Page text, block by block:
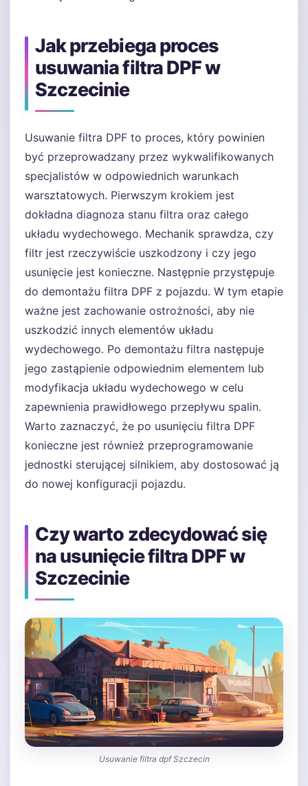
Jak przebiega proces
usuwania filtra DPF w
Szczecinie
Usuwanie filtra DPF to proces, który powinien
być przeprowadzany przez wykwalifikowanych
specjalistów w odpowiednich warunkach
warsztatowych. Pierwszym krokiem jest
dokładna diagnoza stanu filtra oraz całego
układu wydechowego. Mechanik sprawdza, czy
filtr jest rzeczywiście uszkodzony i czy jego
usunięcie jest konieczne. Następnie przystępuje
do demontażu filtra DPF z pojazdu. W tym etapie
ważne jest zachowanie ostrożności, aby nie
uszkodzić innych elementów układu
wydechowego. Po demontażu filtra następuje
jego zastąpienie odpowiednim elementem lub
modyfikacja układu wydechowego w celu
zapewnienia prawidłowego przepływu spalin.
Warto zaznaczyć, że po usunięciu filtra DPF
konieczne jest również przeprogramowanie
jednostki sterującej silnikiem, aby dostosować ją
do nowej konfiguracji pojazdu.
Czy warto zdecydować się
na usunięcie filtra DPF w
Szczecinie
Usuwanie filtra dpf Szczecin